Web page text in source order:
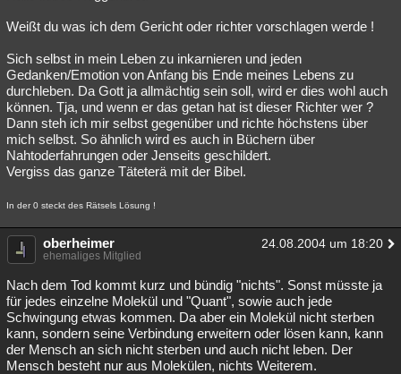
Weißt du was ich dem Gericht oder richter vorschlagen werde !
Sich selbst in mein Leben zu inkarnieren und jeden
Gedanken/Emotion von Anfang bis Ende meines Lebens zu
durchleben. Da Gott ja allmächtig sein soll, wird er dies wohl auch
können. Tja, und wenn er das getan hat ist dieser Richter wer ?
Dann steh ich mir selbst gegenüber und richte höchstens über
mich selbst. So ähnlich wird es auch in Büchern über
Nahtoderfahrungen oder Jenseits geschildert.
Vergiss das ganze Täteterä mit der Bibel.
In der 0 steckt des Rätsels Lösung !
oberheimer 24.08.2004 um 18:20
ehemaliges Mitglied
Nach dem Tod kommt kurz und bündig "nichts". Sonst müsste ja
für jedes einzelne Molekül und "Quant", sowie auch jede
Schwingung etwas kommen. Da aber ein Molekül nicht sterben
kann, sondern seine Verbindung erweitern oder lösen kann, kann
der Mensch an sich nicht sterben und auch nicht leben. Der
Mensch besteht nur aus Molekülen, nichts Weiterem.